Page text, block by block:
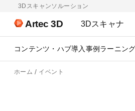
3Dスキャンソルーション
Artec 3D 3Dスキャナ
コンテンツ・ハブ導入事例 ラーニン
ホーム イベント